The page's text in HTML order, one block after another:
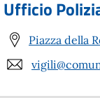
Ufficio
Piazza della